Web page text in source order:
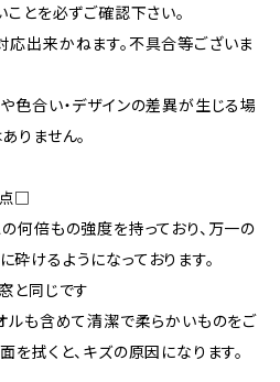
ことを必ずご確認下さい。
出来かねます。不具合等ございま
色合い・デザインの差異が生じる場
りません。
□
何倍もの強度を持っており、万一の
けるようになっております。
と同じです
ルも含めて清潔で柔らかいものをご
を拭くと、キズの原因になります。